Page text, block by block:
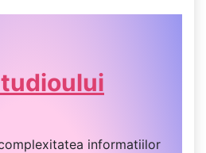
informatiilor